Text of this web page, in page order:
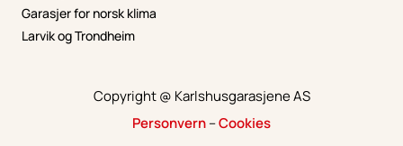
Garasjer for norsk klima
Larvik og Trondheim
Copyright @ Karlshusgarasjene AS
Personvern–Cookies